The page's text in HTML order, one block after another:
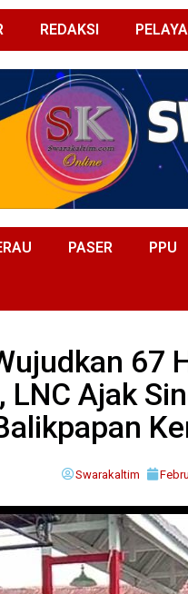
REDAKSI
PASER PPU
67
LNC Ajak
Swarakaltim